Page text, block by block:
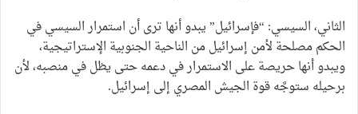
الثاني، السيسي: “فإسرائيل” يبدو أنها ترى أن استمرار السيسي في
الحكم مصلحة لأمن إسرائيل من الناحية الجنوبية الإستراتيجية،
ويبدو أنها حريصة على الاستمرار في دعمه حتى يظل في منصبه، لأن
برحيله ستوجَّه قوة الجيش المصري إلى إسرائيل.